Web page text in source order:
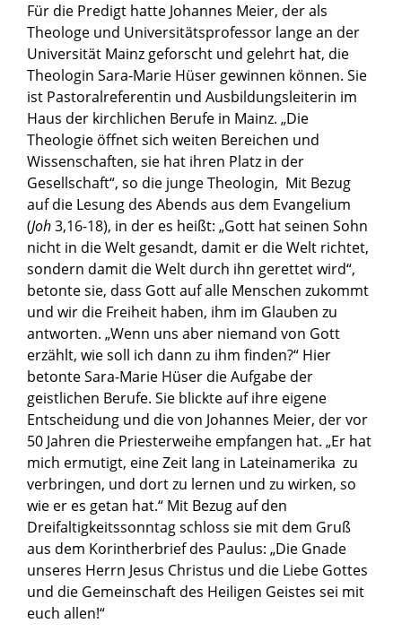
Für die Predigt hatte Johannes Meier, der als
Theologe und Universitätsprofessor lange an der
Universität Mainz geforscht und gelehrt hat, die
Theologin Sara-Marie Hüser gewinnen können. Sie
ist Pastoralreferentin und Ausbildungsleiterin im
Haus der kirchlichen Berufe in Mainz. „Die
Theologie öffnet sich weiten Bereichen und
Wissenschaften, sie hat ihren Platz in der
Gesellschaft“, so die junge Theologin, Mit Bezug
auf die Lesung des Abends aus dem Evangelium
(Joh3,16-18), in der es heißt: „Gott hat seinen Sohn
nicht in die Welt gesandt, damit er die Welt richtet,
sondern damit die Welt durch ihn gerettet wird“,
betonte sie, dass Gott auf alle Menschen zukommt
und wir die Freiheit haben, ihm im Glauben zu
antworten. „Wenn uns aber niemand von Gott
erzählt, wie soll ich dann zu ihm finden?“ Hier
betonte Sara-Marie Hüser die Aufgabe der
geistlichen Berufe. Sie blickte auf ihre eigene
Entscheidung und die von Johannes Meier, der vor
50 Jahren die Priesterweihe empfangen hat. „Er hat
mich ermutigt, eine Zeit lang in Lateinamerika zu
verbringen, und dort zu lernen und zu wirken, so
wie er es getan hat.“ Mit Bezug auf den
Dreifaltigkeitssonntag schloss sie mit dem Gruß
aus dem Korintherbrief des Paulus: „Die Gnade
unseres Herrn Jesus Christus und die Liebe Gottes
und die Gemeinschaft des Heiligen Geistes sei mit
euch allen!“